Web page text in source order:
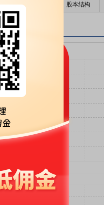
个股研报 股本结构